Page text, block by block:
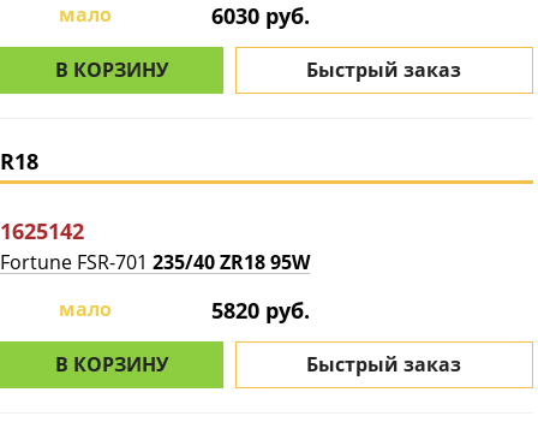
мало
6030 руб.
В КОРЗИНУ Быстрый заказ
R18
1625142
Fortune FSR-701 235/40 ZR18 95W
мало
5820 руб.
В КОРЗИНУ Быстрый заказ